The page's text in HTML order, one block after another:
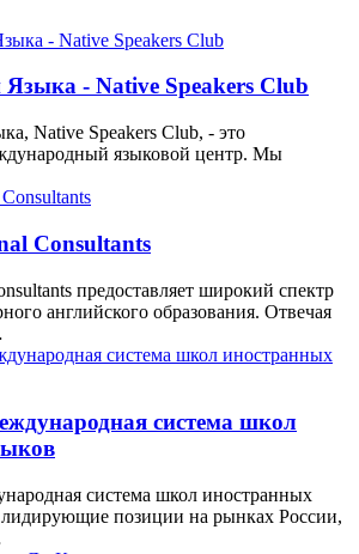
- Native Speakers Club
Native Speakers Club, - это
языковой центр. Мы
Consultants
предоставляет широкий спектр
английского образования. Отвечая
система школ
система школ иностранных
позиции на рынках России,